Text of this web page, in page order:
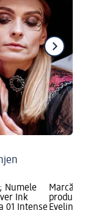
Numele
Ink
01 Intense
Marcă:
Eyeliner